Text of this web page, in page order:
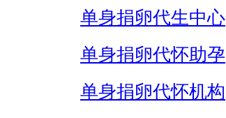
单身捐卵代生中心
单身捐卵代怀助孕
单身捐卵代怀机构